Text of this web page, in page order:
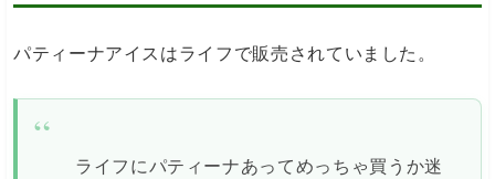
パティーナアイスはライフで販売されていました。
ライフにパティーナあってめっちゃ買うか迷